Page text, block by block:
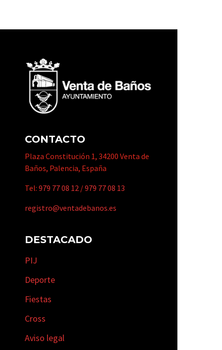
CONTACTO
Plaza Constitución 1, 34200 Venta de
Baños, Palencia, España
Tel: 979 77 08 12 /979 77 08 13
registro@ventadebanos.es
DESTACADO
PIJ
Deporte
Fiestas
Cross
Aviso legal